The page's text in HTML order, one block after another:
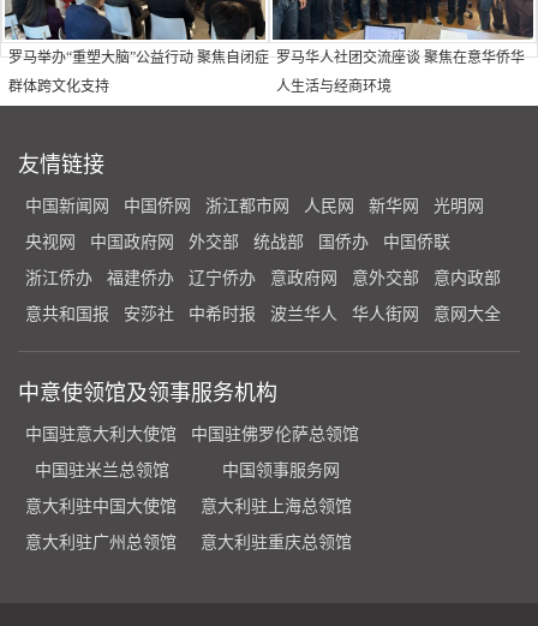
罗马举办“重塑大脑”公益行动 聚焦自闭症
群体跨文化支持
罗马华人社团交流座谈 聚焦在意华侨华
人生活与经商环境
友情链接
中国新闻网 中国侨网 浙江都市网 人民网 新华网
光明网
央视网
中国政府网 外交部 统战部 国侨办
中国侨联
浙江侨办
福建侨办 辽宁侨办 意政府网 意外交部
意内政部
意共和国报
安莎社 中希时报 波兰华人 华人街网 意网大全
中意使领馆及领事服务机构
中国驻意大利大使馆
中国驻佛罗伦萨总领馆
中国驻米兰总领馆
中国领事服务网
意大利驻中国大使馆
意大利驻上海总领馆
意大利驻广州总领馆
意大利驻重庆总领馆